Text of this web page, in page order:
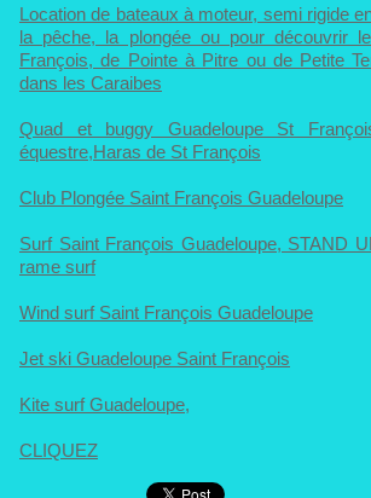
Location de bateaux à moteur, semi rigide
la pêche, la plongée ou pour découvrir
François, de Pointe à Pitre ou de Petite
dans les Caraibes
Quad et buggy Guadeloupe St
équestre,Haras de St François
Club Plongée Saint François Guadeloupe
Surf Saint François Guadeloupe, STAND
rame surf
Wind surf Saint François Guadeloupe
Jet ski Guadeloupe Saint François
Kite surf Guadeloupe,
CLIQUEZ